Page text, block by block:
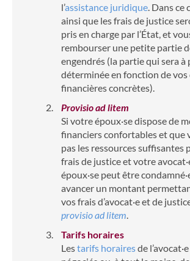
l’assistance juridique. Dans ce
ainsi que les frais de justice
pris en charge par l’État, et
rembourser une petite partie
engendrés (la partie qui sera à
déterminée en fonction de vos
financières concrètes).
Provisio ad litem
Si votre époux·se dispose de
financiers confortables et que
pas les ressources suffisantes
frais de justice et votre
époux·se peut être
avancer un montant
vos frais d’avocat·e et de
provisio ad litem.
Tarifs horaires
Lestarifs horairesde